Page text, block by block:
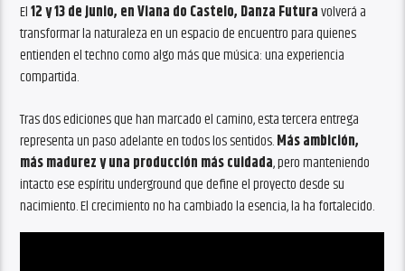
El12 y 13 de junio, en Viana do Castelo, Danza Futuravolverá a
transformar la naturaleza en un espacio de encuentro para quienes
entienden el techno como algo más que música: una experiencia
compartida.
Tras dos ediciones que han marcado el camino, esta tercera entrega
representa un paso adelante en todos los sentidos.Más ambición,
más madurez y una producción más cuidada, pero manteniendo
intacto ese espíritu underground que define el proyecto desde su
nacimiento. El crecimiento no ha cambiado la esencia, la ha fortalecido.